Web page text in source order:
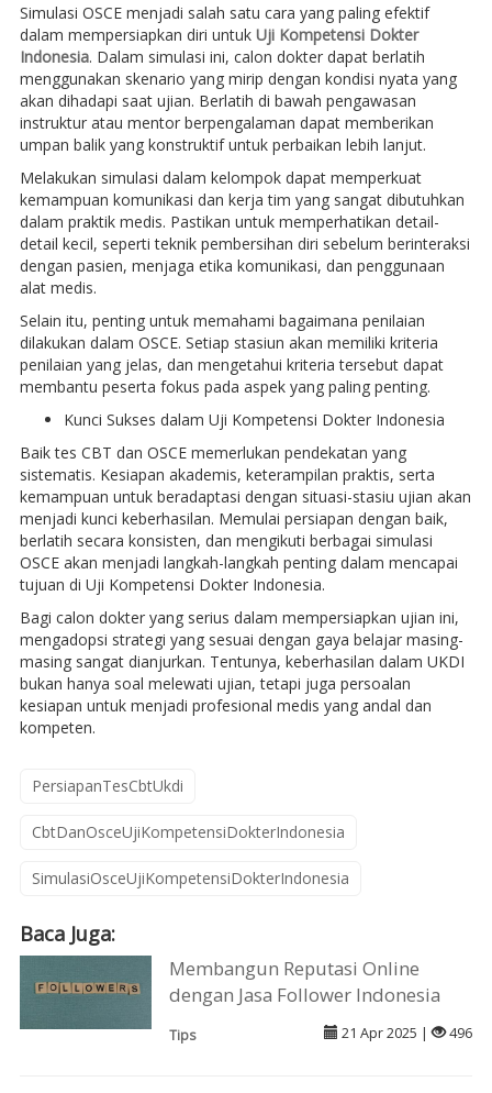
Simulasi OSCE menjadi salah satu cara yang paling efektif
dalam mempersiapkan diri untukUji Kompetensi Dokter
Indonesia. Dalam simulasi ini, calon dokter dapat berlatih
menggunakan skenario yang mirip dengan kondisi nyata yang
akan dihadapi saat ujian. Berlatih di bawah pengawasan
instruktur atau mentor berpengalaman dapat memberikan
umpan balik yang konstruktif untuk perbaikan lebih lanjut.
Melakukan simulasi dalam kelompok dapat memperkuat
kemampuan komunikasi dan kerja tim yang sangat dibutuhkan
dalam praktik medis. Pastikan untuk memperhatikan detail-
detail kecil, seperti teknik pembersihan diri sebelum berinteraksi
dengan pasien, menjaga etika komunikasi, dan penggunaan
alat medis.
Selain itu, penting untuk memahami bagaimana penilaian
dilakukan dalam OSCE. Setiap stasiun akan memiliki kriteria
penilaian yang jelas, dan mengetahui kriteria tersebut dapat
membantu peserta fokus pada aspek yang paling penting.
Kunci Sukses dalam Uji Kompetensi Dokter Indonesia
Baik tes CBT dan OSCE memerlukan pendekatan yang
sistematis. Kesiapan akademis, keterampilan praktis, serta
kemampuan untuk beradaptasi dengan situasi-stasiu ujian akan
menjadi kunci keberhasilan. Memulai persiapan dengan baik,
berlatih secara konsisten, dan mengikuti berbagai simulasi
OSCE akan menjadi langkah-langkah penting dalam mencapai
tujuan di Uji Kompetensi Dokter Indonesia.
Bagi calon dokter yang serius dalam mempersiapkan ujian ini,
mengadopsi strategi yang sesuai dengan gaya belajar masing-
masing sangat dianjurkan. Tentunya, keberhasilan dalam UKDI
bukan hanya soal melewati ujian, tetapi juga persoalan
kesiapan untuk menjadi profesional medis yang andal dan
kompeten.
PersiapanTesCbtUkdi
CbtDanOsceUjiKompetensiDokterIndonesia
SimulasiOsceUjiKompetensiDokterIndonesia
Baca Juga:
Membangun Reputasi Online
dengan Jasa Follower Indonesia
Tips 21 Apr 2025 | 496